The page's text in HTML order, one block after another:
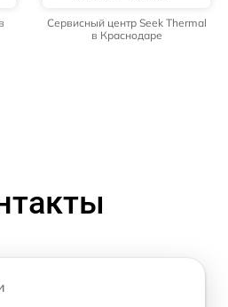
Сервисный центр Seek Thermal
в Краснодаре